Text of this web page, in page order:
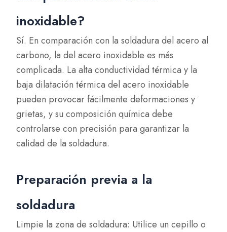
inoxidable?
Sí. En comparación con la soldadura del acero al
carbono, la del acero inoxidable es más
complicada. La alta conductividad térmica y la
baja dilatación térmica del acero inoxidable
pueden provocar fácilmente deformaciones y
grietas, y su composición química debe
controlarse con precisión para garantizar la
calidad de la soldadura.
Preparación previa a la
soldadura
Limpie la zona de soldadura: Utilice un cepillo o